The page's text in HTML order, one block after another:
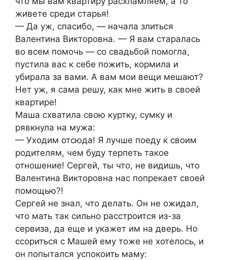
живете среди старья!
— Да уж, спасибо, — начала злиться
Валентина Викторовна. — Я вам старалась
во всем помочь — со свадьбой помогла,
пустила вас к себе пожить, кормила и
убирала за вами. А вам мои вещи мешают?
Нет уж, я сама решу, как мне жить в своей
квартире!
Маша схватила свою куртку, сумку и
рявкнула на мужа:
— Уходим отсюда! Я лучше поеду к своим
родителям, чем буду терпеть такое
отношение! Сергей, ты что, не видишь, что
Валентина Викторовна нас попрекает своей
помощью?!
Сергей не знал, что делать. Он не ожидал,
что мать так сильно расстроится из-за
сервиза, да еще и укажет им на дверь. Но
ссориться с Машей ему тоже не хотелось, и
он попытался успокоить маму: